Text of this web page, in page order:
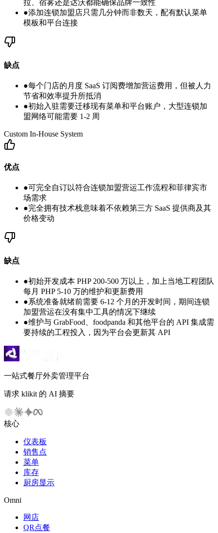
拉、宿雾还是达沃都能确保品牌一致性
●添加连锁加盟店只需几分钟而非数天，配有默认菜单
模板和平台连接
缺点
●每个门店的月度 SaaS 订阅费增加营运费用，但被人力
节省和效率提升所抵消
●初始入驻需要迁移现有菜单和平台账户，大型连锁加
盟网络可能需要 1-2 周
Custom In-House System
优点
●可完全自订以符合连锁加盟营运工作流程和菲律宾市
场需求
●完全拥有技术栈意味着不依赖第三方 SaaS 提供商及其
价格变动
缺点
●初始开发成本 PHP 200-500 万以上，加上当地工程团队
每月 PHP 5-10 万的维护和更新费用
●系统准备就绪前需要 6-12 个月的开发时间，期间连锁
加盟营运在没有集中工具的情况下继续
●维护与 GrabFood、foodpanda 和其他平台的 API 集成需
要持续的工程投入，因为平台会更新其 API
一站式餐厅外卖管理平台
请求 klikit 的 AI 摘要
核心
仪表板
销售点
菜单
库存
厨房显示
Omni
网店
QR点餐